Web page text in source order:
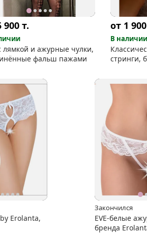
900 т.
лямкой и ажурные чулки,
фальш пажами
от 1 900
В наличии
стринги,
Erolanta,
Закончился
EVE-белые
бренда